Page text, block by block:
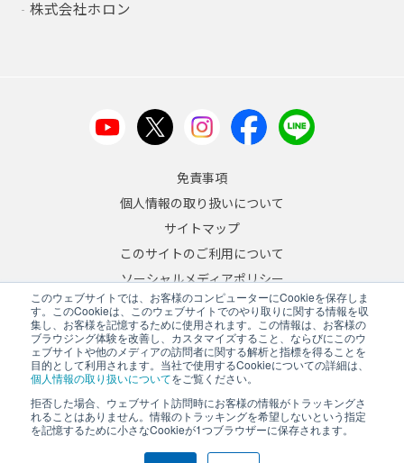
このウェブサイトでは、お客様のコンピューターにCookieを保存しま
す。このCookieは、このウェブサイトでのやり取りに関する情報を収
集し、お客様を記憶するために使用されます。この情報は、お客様の
ブラウジング体験を改善し、カスタマイズすること、ならびにこのウ
ェブサイトや他のメディアの訪問者に関する解析と指標を得ることを
目的として利用されます。当社で使用するCookieについての詳細は、
個人情報の取り扱いについてをご覧ください。
拒否した場合、ウェブサイト訪問時にお客様の情報がトラッキングさ
れることはありません。情報のトラッキングを希望しないという指定
を記憶するために小さなCookieが1つブラウザーに保存されます。
株式会社ホロン
免責事項
個人情報の取り扱いについて
サイトマップ
このサイトのご利用について
ソーシャルメディアポリシー
反社会的勢力への対応について
JA/EN
Copyright © 2026 A&D Company, Limited
PCサイトを表示する